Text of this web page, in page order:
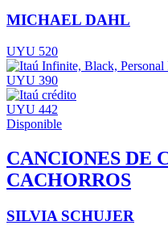
MICHAEL DAHL
UYU 520
UYU 390
UYU 442
Disponible
CANCIONES DE
CACHORROS
SILVIA SCHUJER